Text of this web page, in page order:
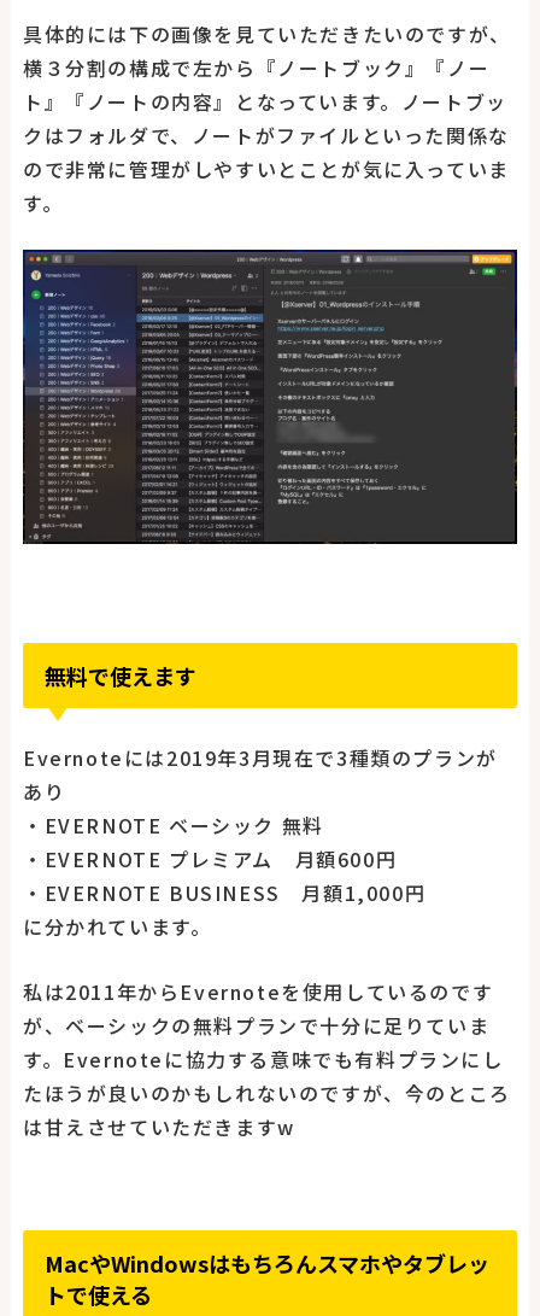
具体的には下の画像を見ていただきたいのですが、
横３分割の構成で左から『ノートブック』『ノー
ト』『ノートの内容』となっています。ノートブッ
クはフォルダで、ノートがファイルといった関係な
ので非常に管理がしやすいとことが気に入っていま
す。
無料で使えます
Evernoteには2019年3月現在で3種類のプランが
あり
・EVERNOTE ベーシック 無料
・EVERNOTE プレミアム 月額600円
・EVERNOTE BUSINESS 月額1,000円
に分かれています。
私は2011年からEvernoteを使用しているのです
が、ベーシックの無料プランで十分に足りていま
す。Evernoteに協力する意味でも有料プランにし
たほうが良いのかもしれないのですが、今のところ
は甘えさせていただきますw
MacやWindowsはもちろんスマホやタブレッ
トで使える